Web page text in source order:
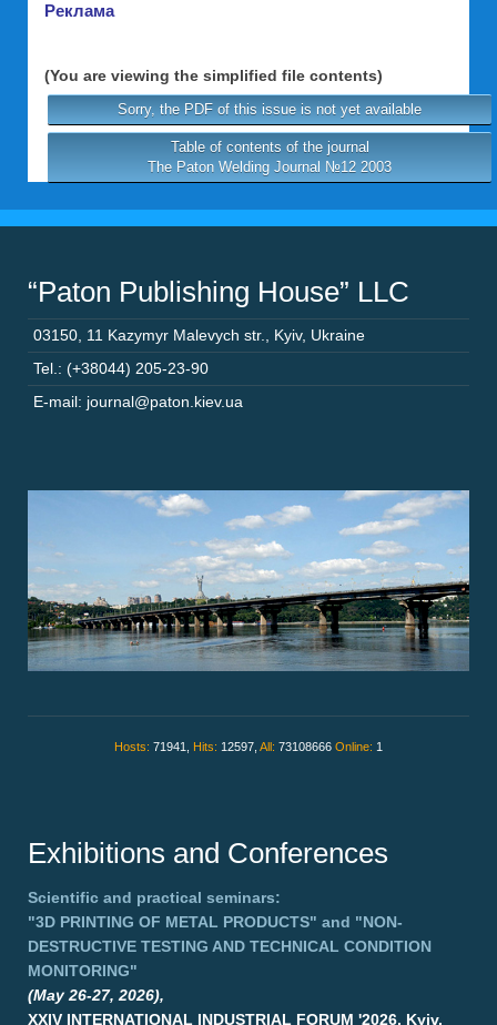
Реклама
(You are viewing the simplified file contents)
Sorry, the PDF of this issue is not yet available
Table of contents of the journal
The Paton Welding Journal №12 2003
“Paton Publishing House” LLC
03150 11 Kazymyr Malevych str. Kyiv, Ukraine
Tel.: (+38044) 205-23-90
E-mail: journal@paton.kiev.ua
Hosts: 71941, Hits: 12597, All: 73108666 Online: 1
Exhibitions and Conferences
Scientific and practical seminars:
"3D PRINTING OF METAL PRODUCTS" and "NON-
DESTRUCTIVE TESTING AND TECHNICAL CONDITION
MONITORING"
(May 26-27, 2026),
XXIV INTERNATIONAL INDUSTRIAL FORUM '2026, Kyiv,